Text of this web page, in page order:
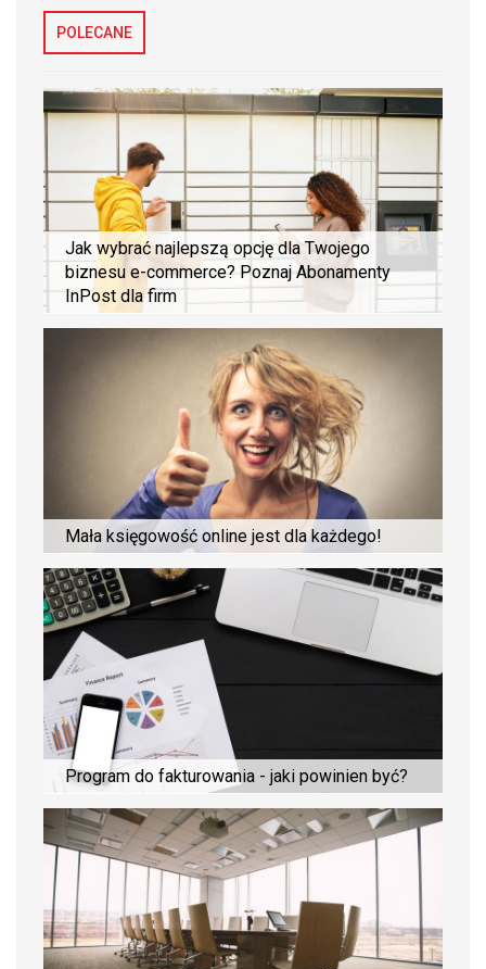
POLECANE
Jak wybrać najlepszą opcję dla Twojego
biznesu e-commerce? Poznaj Abonamenty
InPost dla firm
Mała księgowość online jest dla każdego!
Program do fakturowania - jaki powinien być?